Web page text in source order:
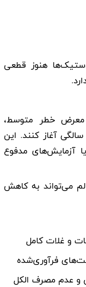
هنوز قطعی
معرض خطر متوسط،
سرطان کولورکتال را از ۴۵ سالگی آغاز کنند. این
یا آزمایش‌های مدفوع
می‌تواند به کاهش
و غلات کامل
فرآوری‌شده
و عدم مصرف الکل